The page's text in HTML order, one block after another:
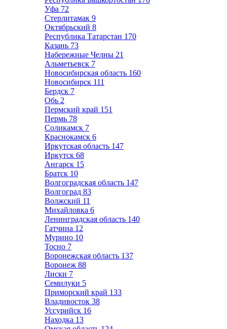
Уфа 72
Стерлитамак 9
Октябрьский 8
Республика Татарстан 170
Казань 73
Набережные Челны 21
Альметьевск 7
Новосибирская область 160
Новосибирск 111
Бердск 7
Обь 2
Пермский край 151
Пермь 78
Соликамск 7
Краснокамск 6
Иркутская область 147
Иркутск 68
Ангарск 15
Братск 10
Волгоградская область 147
Волгоград 83
Волжский 11
Михайловка 6
Ленинградская область 140
Гатчина 12
Мурино 10
Тосно 7
Воронежская область 137
Воронеж 88
Лиски 7
Семилуки 5
Приморский край 133
Владивосток 38
Уссурийск 16
Находка 13